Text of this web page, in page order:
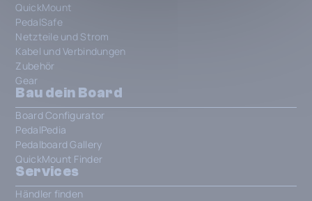
QuickMount
PedalSafe
Netzteile und Strom
Kabel und Verbindungen
Zubehör
Gear
Bau dein Board
Board Configurator
PedalPedia
Pedalboard Gallery
QuickMount Finder
Services
Händler finden